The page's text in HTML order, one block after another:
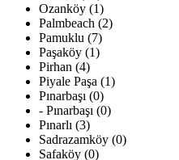
Ozanköy (1)
Palmbeach (2)
Pamuklu (7)
Paşaköy (1)
Pirhan (4)
Piyale Paşa (1)
Pınarbaşı (0)
- Pınarbaşı (0)
Pınarlı (3)
Sadrazamköy (0)
Safaköy (0)